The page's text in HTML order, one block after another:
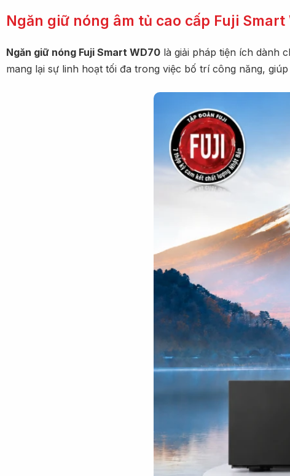
Ngăn giữ nóng âm tủ cao cấp Fuji Smart
Ngăn giữ nóng Fuji Smart WD70 là giải pháp tiện ích dành
mang lại sự linh hoạt tối đa trong việc bố trí công năng,